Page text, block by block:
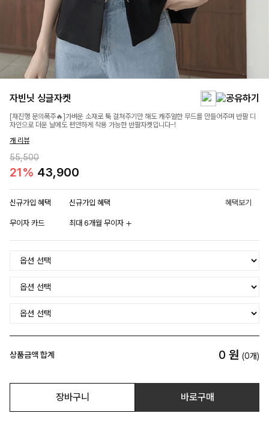
자빈닛 싱글자켓
[재진행 문의폭주🔥]가벼운 소재로 툭 걸쳐주기만 해도 캐주얼한 무드를 만들어주며 반팔 디
자인으로 더운 날에도 편안하게 착용 가능한 반팔자켓입니다-!
개 리뷰
55,500
21% 43,900
신규가입 혜택 신규가입 혜택 혜택보기
무이자 카드 최대 6개월 무이자
상품금액 합계 0 원 (0개)
장바구니 바로구매